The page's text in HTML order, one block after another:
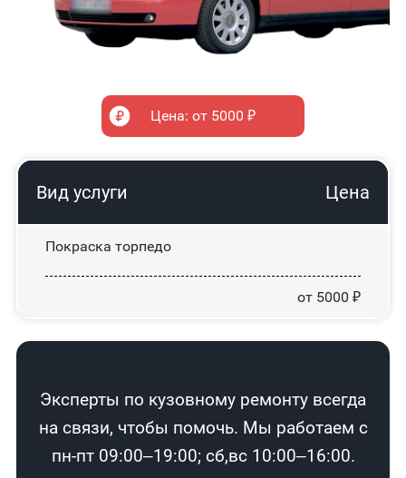
Цена: от 5000 ₽
Вид услуги Цена
Покраска торпедо
от 5000 ₽
Эксперты по кузовному ремонту всегда
на связи, чтобы помочь. Мы работаем с
пн-пт 09:00–19:00; сб,вс 10:00–16:00.